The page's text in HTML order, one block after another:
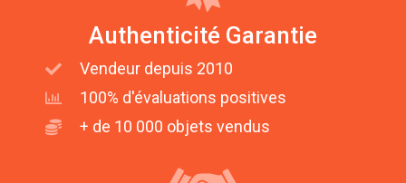
Authenticité Garantie
Vendeur depuis 2010
100% d'évaluations positives
+ de 10 000 objets vendus